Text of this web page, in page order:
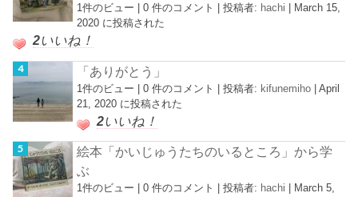
1件のビュー |0 件のコメント |投稿者: hachi
March 15,
2020 に投稿された
2いいね！
「ありがとう」
1件のビュー |0 件のコメント |投稿者: kifunemiho |April
21, 2020 に投稿された
2いいね！
絵本「かいじゅうたちのいるところ」から学
ぶ
1件のビュー |0 件のコメント |投稿者: hachi
March 5,